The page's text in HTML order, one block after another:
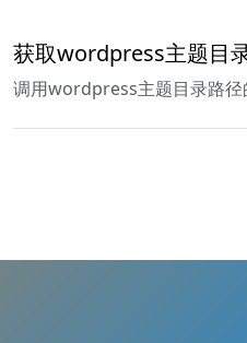
获取wordpress主题目
调用wordpress主题目录路径